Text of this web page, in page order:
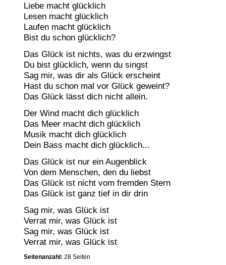
Liebe macht glücklich
Lesen macht glücklich
Laufen macht glücklich
Bist du schon glücklich?
Das Glück ist nichts, was du erzwingst
Du bist glücklich, wenn du singst
Sag mir, was dir als Glück erscheint
Hast du schon mal vor Glück geweint?
Das Glück lässt dich nicht allein.
Der Wind macht dich glücklich
Das Meer macht dich glücklich
Musik macht dich glücklich
Dein Bass macht dich glücklich...
Das Glück ist nur ein Augenblick
Von dem Menschen, den du liebst
Das Glück ist nicht vom fremden Stern
Das Glück ist ganz tief in dir drin
Sag mir, was Glück ist
Verrat mir, was Glück ist
Sag mir, was Glück ist
Verrat mir, was Glück ist
Seitenanzahl:28 Seiten